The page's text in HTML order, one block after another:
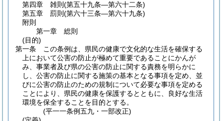
第四章
雑則 (第五十九条―第六十二条)
第五章
罰則 (第六十三条―第六十九条)
附則
第一章
総則
(目的)
第一条
この条例は、県民の健康で文化的な生活を確保する
上において公害の防止が極めて重要であることにかんが
み、事業者及び県の公害の防止に関する責務を明らかに
し、公害の防止に関する施策の基本となる事項を定め、並
びに公害の防止のための規制について必要な事項を定める
ことにより、県民の健康を保護するとともに、良好な生活
環境を保全することを目的とする。
(平一一条例五九・一部改正)